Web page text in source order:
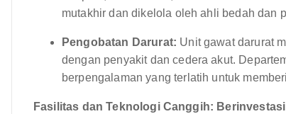
mutakhir dan dikelola oleh ahli bedah dan
Pengobatan Darurat: Unit gawat darurat
dengan penyakit dan cedera akut.
berpengalaman yang terlatih untuk
Fasilitas dan Teknologi Canggih: